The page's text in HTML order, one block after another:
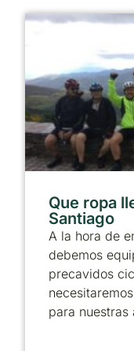
Que ropa
Santiago
A la hora de
debemos
precavidos
para nuestras